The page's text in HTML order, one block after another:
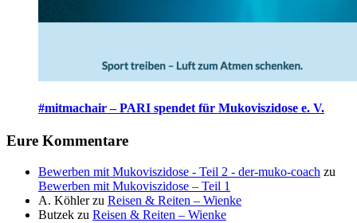
#mitmachair – PARI spendet für Mukoviszidose e. V.
Eure Kommentare
Bewerben mit Mukoviszidose - Teil 2 - der-muko-coach zu
Bewerben mit Mukoviszidose – Teil 1
A. Köhlerzu Reisen & Reiten – Wienke
Butzek zu Reisen & Reiten – Wienke